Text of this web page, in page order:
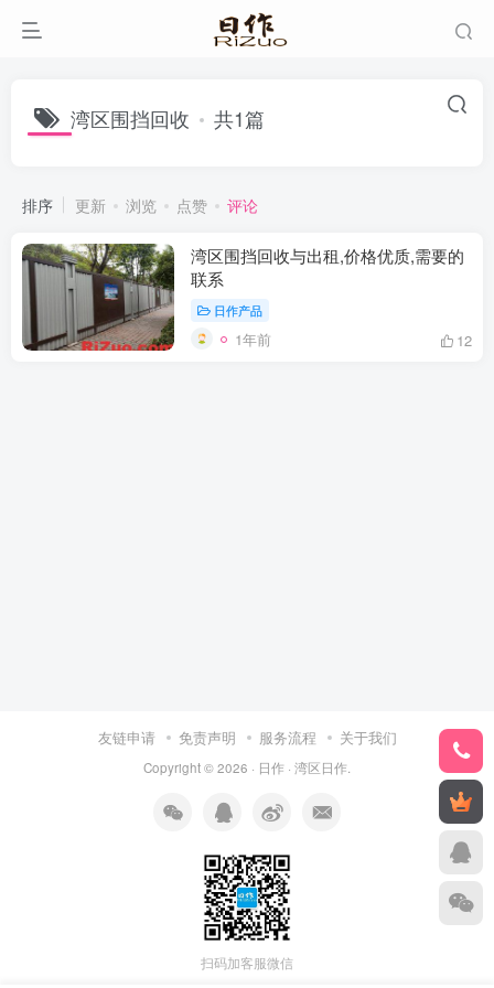
湾区围挡回收 共1篇
排序 更新 浏览 点赞 评论
湾区围挡回收与出租,价格优质,需要的
联系
日作产品
1年前 12
友链申请 免责声明 服务流程 关于我们
Copyright © 2026 · 日作 · 湾区日作
扫码加客服微信